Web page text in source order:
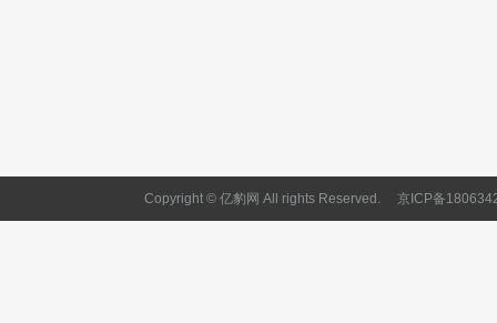
Copyright © 亿豹网 All rights Reserved. 京ICP备